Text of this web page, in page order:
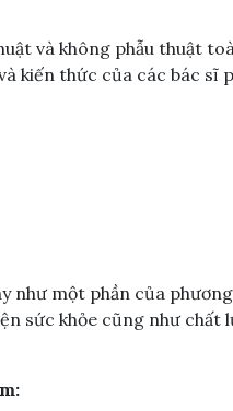
và không phẫu thuật
kiến ​​thức của các bác sĩ
như một phần của
sức khỏe cũng như chất
: